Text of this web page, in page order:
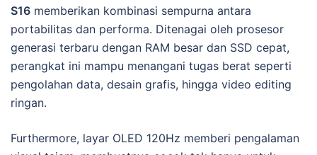
S16 memberikan kombinasi sempurna antara
portabilitas dan performa. Ditenagai oleh prosesor
generasi terbaru dengan RAM besar dan SSD cepat,
perangkat ini mampu menangani tugas berat seperti
pengolahan data, desain grafis, hingga video editing
ringan.
Furthermore, layar OLED 120Hz memberi pengalaman